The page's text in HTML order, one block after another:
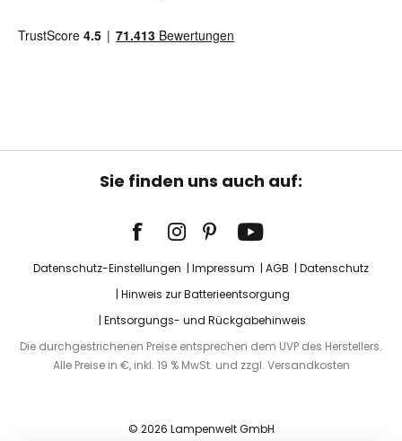
Sie finden uns auch auf:
Datenschutz-Einstellungen Impressum AGB
Datenschutz
Hinweis zur Batterieentsorgung
Entsorgungs- und Rückgabehinweis
Die durchgestrichenen Preise entsprechen dem UVP des Herstellers.
Alle Preise in €, inkl. 19 % MwSt. und zzgl. Versandkosten
© 2026 Lampenwelt GmbH